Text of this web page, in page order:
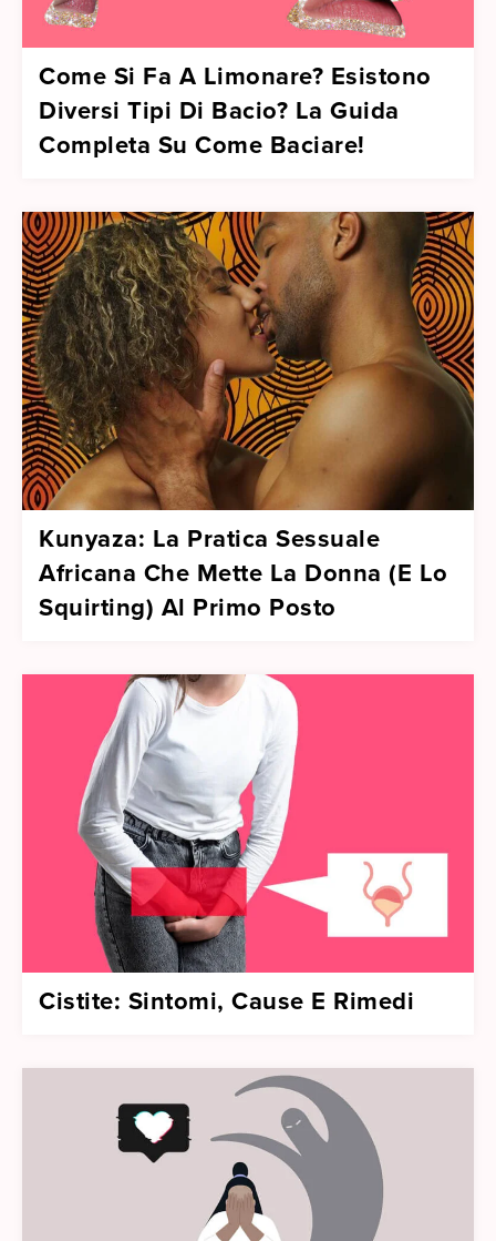
Come Si Fa A Limonare? Esistono
Diversi Tipi Di Bacio? La Guida
Completa Su Come Baciare!
Kunyaza: La Pratica Sessuale
Africana Che Mette La Donna (E Lo
Squirting) Al Primo Posto
Cistite: Sintomi, Cause E Rimedi